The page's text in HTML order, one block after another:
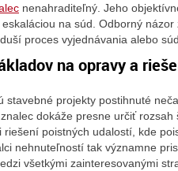
nenahraditeľný. Jeho
na súd. Odborný
proces vyjednávania alebo
na opravy a
stavebné projekty postihnuté
dokáže presne určiť
riešení poistných udalostí, kde
nehnuteľností tak významne
všetkými zainteresovanými